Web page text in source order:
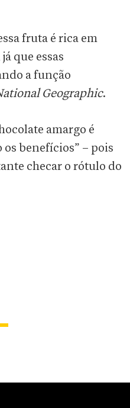
fruta é rica em
já que essas
a função
Geographic.
amargo é
os benefícios” – pois
checar o rótulo do